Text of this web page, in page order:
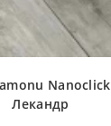
Лекандр